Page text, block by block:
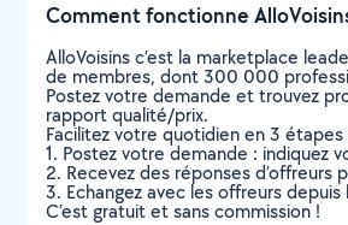
Comment fonctionne
AlloVoisins c’est la marketplace
de membres, dont 300 000
Postez votre demande et trouvez
rapport qualité/prix.
Facilitez votre quotidien en 3 étapes
1. Postez votre demande : indiquez
2. Recevez des réponses
3. Echangez avec les offreurs
C’est gratuit et sans commission !